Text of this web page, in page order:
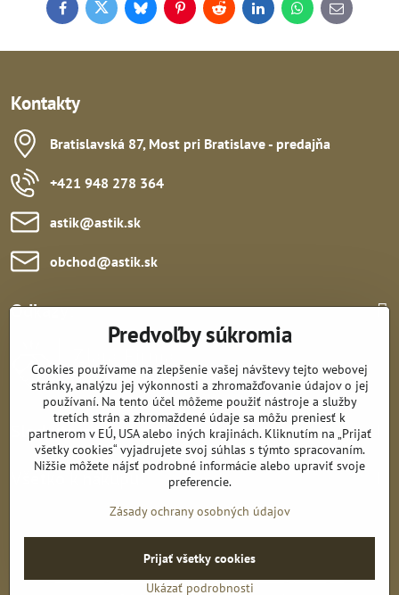
FacebookTwitterBlueskyPinterestReddit LinkedInWhatsApp
E-
mail
Kontakty
Bratislavská 87, Most pri Bratislave - predajňa
+421 948 278 364
astik​@astik​.sk
obchod​@astik​.sk
Odkazy:
Sledujte nás:
Všetko k nákupu:
©2026Copyright
Predvoľby súkromiaZásady ochrany osobných údajov
Predvoľby súkromia
Cookies používame na zlepšenie vašej návštevy tejto webovej
stránky, analýzu jej výkonnosti a zhromažďovanie údajov o jej
používaní. Na tento účel môžeme použiť nástroje a služby
tretích strán a zhromaždené údaje sa môžu preniesť k
partnerom v EÚ, USA alebo iných krajinách. Kliknutím na „Prijať
všetky cookies“ vyjadrujete svoj súhlas s týmto spracovaním.
Nižšie môžete nájsť podrobné informácie alebo upraviť svoje
preferencie.
Zásady ochrany osobných údajov
Ukázať podrobnosti
Prijať všetky cookies